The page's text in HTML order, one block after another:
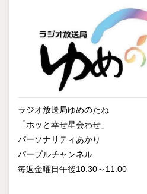
ラジオ放送局ゆめのたね
「ホッと幸せ星会わせ」
パーソナリティあかり
パープルチャンネル
毎週金曜日午後10:30～11:00